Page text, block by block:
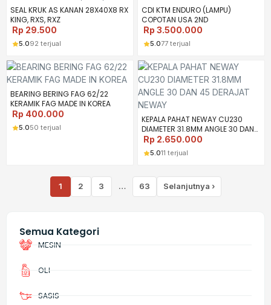
Semua Kategori
MESIN
OLI
SASIS
SEAL KRUK AS KANAN 28X40X8 RX
KING, RXS, RXZ
Rp 29.500
5.092 terjual
CDI KTM ENDURO (LAMPU)
COPOTAN USA 2ND
Rp 3.500.000
5.077 terjual
BEARING BERING FAG 62/22
KERAMIK FAG MADE IN KOREA
Rp 400.000
5.050 terjual
KEPALA PAHAT NEWAY CU230
DIAMETER 31.8MM ANGLE 30 DAN
45 DERAJAT NEWAY
Rp 2.650.000
5.011 terjual
1 2 3 … 63 Selanjutnya ›